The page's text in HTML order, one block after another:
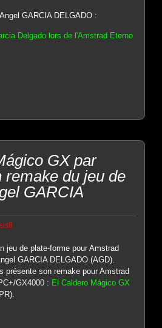
GARCIA DELGADO :
Delgado lors de l'Amstrad Eterno
GX par
remake du jeu de
GARCIA
jeu de plate-forme pour Amstrad
GARCIA DELGADO (AGD).
présente son remake pour Amstrad
GX4000 : El Caldero Mágico GX